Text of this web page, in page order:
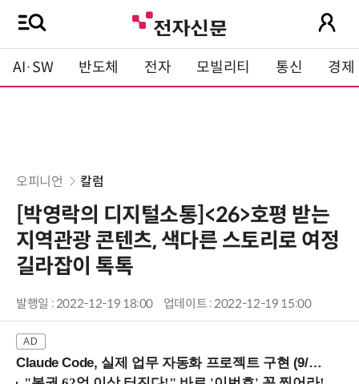
AI·SW 반도체 전자 모빌리티 통신 경제
오피니언 칼럼
[박영락의 디지털소통]<26>호평 받는
지역관광 콘텐츠, 색다른 스토리로 여정
길라잡이 톡톡
발행일 : 2022-12-19 18:00 업데이트 : 2022-12-19 15:00
Claude Code, 실제 업무 자동화 프로젝트 구현 (9/16 ~17 강남역)